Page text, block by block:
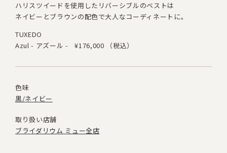
ハリスツイードを使用したリバーシブルのベストは
ネイビーとブラウンの配色で大人なコーディネートに。
TUXEDO
Azul - アズール -
¥176,000 （税込）
色味
黒/ネイビー
取り扱い店舗
ブライダリウム ミュー全店